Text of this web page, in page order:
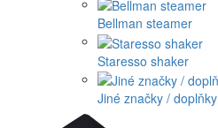
Bellman steamer
Staresso shaker
Jiné značky / doplňky